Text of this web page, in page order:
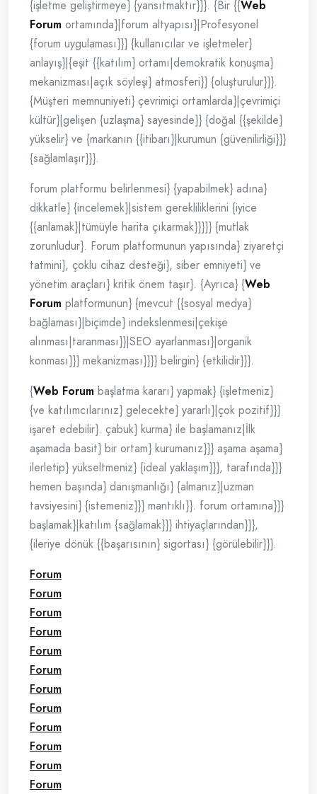
{işletme geliştirmeye} {yansıtmaktır}}}. {Bir {{Web
Forum ortamında}|forum altyapısı}|Profesyonel
{forum uygulaması}}} {kullanıcılar ve işletmeler}
anlayış}|{eşit {{katılım} ortamı|demokratik konuşma}
mekanizması|açık söyleşi} atmosferi}} {oluşturulur}}}.
{Müşteri memnuniyeti} çevrimiçi ortamlarda}|çevrimiçi
kültür}|gelişen {uzlaşma} sayesinde}} {doğal {{şekilde}
yükselir} ve {markanın {{itibarı}|kurumun {güvenilirliği}}}
{sağlamlaşır}}}.
forum platformu belirlenmesi} {yapabilmek} adına}
dikkatle} {incelemek}|sistem gerekliliklerini {iyice
{{anlamak}|tümüyle harita çıkarmak}}}}} {mutlak
zorunludur}. Forum platformunun yapısında} ziyaretçi
tatmini}, çoklu cihaz desteği}, siber emniyeti} ve
yönetim araçları} kritik önem taşır}. {Ayrıca} {Web
Forum platformunun} {mevcut {{sosyal medya}
bağlaması}|biçimde} indekslenmesi|çekişe
alınması|taranması}}|SEO ayarlanması}|organik
konması}}} mekanizması}}}} belirgin} {etkilidir}}}.
{Web Forum başlatma kararı} yapmak} {işletmeniz}
{ve katılımcılarınız} gelecekte} yararlı}|çok pozitif}}}
işaret edebilir}. çabuk} kurma} ile başlamanız|İlk
aşamada basit} bir ortam} kurumanız}}} aşama aşama}
ilerletip} yükseltmeniz} {ideal yaklaşım}}}, tarafında}}}
hemen başında} danışmanlığı} {almanız}|uzman
tavsiyesini} {istemeniz}}} mantıklı}}. forum ortamına}}}
başlamak}|katılım {sağlamak}}} ihtiyaçlarından}}},
{ileriye dönük {{başarısının} sigortası} {görülebilir}}}.
Forum
Forum
Forum
Forum
Forum
Forum
Forum
Forum
Forum
Forum
Forum
Forum